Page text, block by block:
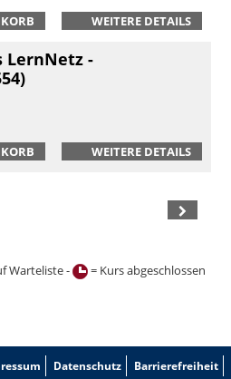
WEITERE DETAILS
LernNetz -
WEITERE DETAILS
Warteliste -
= Kurs abgeschlossen
Datenschutz Barrierefreiheit